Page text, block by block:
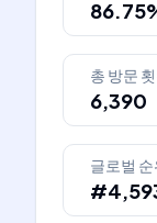
총 방문
6,390
글로벌 순